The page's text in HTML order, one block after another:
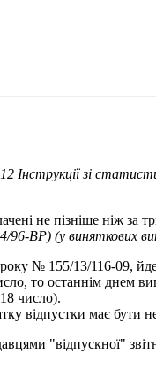
Інструкції зі
не пізніше ніж за
ВР) (у виняткових
№ 155/13/116-09,
то останнім днем
число).
відпустки має бути
"відпускної"